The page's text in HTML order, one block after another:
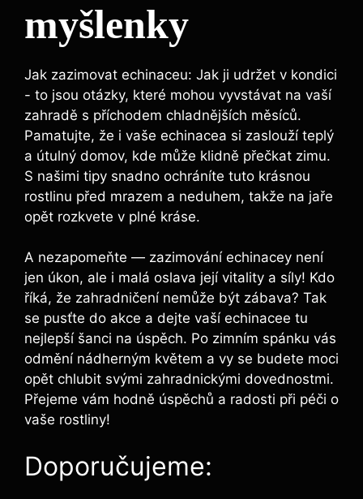
myšlenky
Jak zazimovat echinaceu: ⁢Jak ‌ji udržet v ‌kondici
-⁤ to jsou‌ otázky, které mohou vyvstávat na vaší
⁢zahradě s příchodem⁤ chladnějších měsíců.
Pamatujte, že i vaše echinacea si‍ zaslouží teplý
⁢a útulný domov, ‍kde ‌může klidně přečkat zimu.
S našimi tipy snadno‌ ochráníte tuto krásnou
rostlinu před mrazem a neduhem, takže na jaře
‌opět rozkvete v plné kráse.
A ⁤nezapomeňte ⁤— zazimování echinacey⁢ není
jen úkon,‌ ale ⁢i malá oslava její vitality ⁢a síly! Kdo
říká, že ‌zahradničení nemůže být ​zábava? Tak⁢
se pusťte⁤ do ​akce a ​dejte ⁣vaší echinacee tu
nejlepší šanci⁤ na úspěch. Po‍ zimním spánku ⁢vás
odmění nádherným květem a vy se ​budete​ moci
opět chlubit svými zahradnickými dovednostmi.‍
Přejeme vám hodně úspěchů ⁤a radosti⁣ při péči ​o
vaše‌ rostliny!
Doporučujeme: